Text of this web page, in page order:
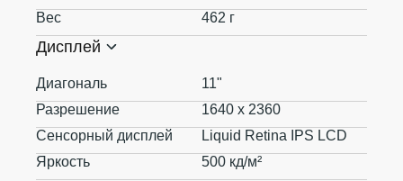
Вес
462 г
Дисплей
Диагональ
11"
Разрешение
1640 x 2360
Сенсорный дисплей
Liquid Retina IPS LCD
Яркость
500 кд/м²